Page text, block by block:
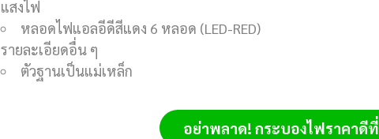
แสงไฟ
หลอดไฟแอลอีดีสีแดง 6 หลอด (LED-RED)
รายละเอียดอื่น ๆ
ตัวฐานเป็นแม่เหล็ก
อย่าพลาด! กระบองไฟราคาดี